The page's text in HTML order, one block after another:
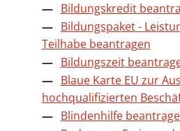
Bildungskredit
Bildungspaket -
Teilhabe beantragen
Bildungszeit
Blaue Karte EU zur
hochqualifizierten
Blindenhilfe